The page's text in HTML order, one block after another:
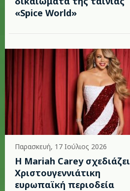
«Spice World»
Παρασκευή, 17 Ιούλιος 2026
Η Mariah Carey σχεδιάζει
Χριστουγεννιάτικη
ευρωπαϊκή περιοδεία